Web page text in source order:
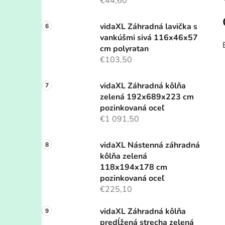
vidaXL Záhradná lavička s
vankúšmi sivá 116x46x57
cm polyratan
€103,50
vidaXL Záhradná kôlňa
zelená 192x689x223 cm
pozinkovaná oceľ
€1 091,50
vidaXL Nástenná záhradná
kôlňa zelená
118x194x178 cm
pozinkovaná oceľ
€225,10
vidaXL Záhradná kôlňa
predĺžená strecha zelená